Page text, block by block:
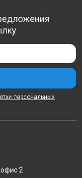
персональных
2